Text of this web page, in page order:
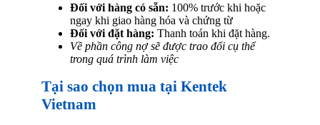
Đối với hàng có sẵn: 100% trước khi hoặc
ngay khi giao hàng hóa và chứng từ
Đối với đặt hàng: Thanh toán khi đặt hàng.
Về phần công nợ sẽ được trao đổi cụ thể
trong quá trình làm việc
Tại sao chọn mua tại Kentek
Vietnam